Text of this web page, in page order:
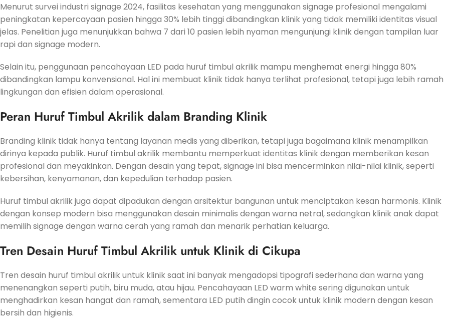
Menurut survei industri signage 2024, fasilitas kesehatan yang menggunakan signage profesional mengalami
peningkatan kepercayaan pasien hingga 30% lebih tinggi dibandingkan klinik yang tidak memiliki identitas visual
jelas. Penelitian juga menunjukkan bahwa 7 dari 10 pasien lebih nyaman mengunjungi klinik dengan tampilan luar
rapi dan signage modern.
Selain itu, penggunaan pencahayaan LED pada huruf timbul akrilik mampu menghemat energi hingga 80%
dibandingkan lampu konvensional. Hal ini membuat klinik tidak hanya terlihat profesional, tetapi juga lebih ramah
lingkungan dan efisien dalam operasional.
Peran Huruf Timbul Akrilik dalam Branding Klinik
Branding klinik tidak hanya tentang layanan medis yang diberikan, tetapi juga bagaimana klinik menampilkan
dirinya kepada publik. Huruf timbul akrilik membantu memperkuat identitas klinik dengan memberikan kesan
profesional dan meyakinkan. Dengan desain yang tepat, signage ini bisa mencerminkan nilai-nilai klinik, seperti
kebersihan, kenyamanan, dan kepedulian terhadap pasien.
Huruf timbul akrilik juga dapat dipadukan dengan arsitektur bangunan untuk menciptakan kesan harmonis. Klinik
dengan konsep modern bisa menggunakan desain minimalis dengan warna netral, sedangkan klinik anak dapat
memilih signage dengan warna cerah yang ramah dan menarik perhatian keluarga.
Tren Desain Huruf Timbul Akrilik untuk Klinik di Cikupa
Tren desain huruf timbul akrilik untuk klinik saat ini banyak mengadopsi tipografi sederhana dan warna yang
menenangkan seperti putih, biru muda, atau hijau. Pencahayaan LED warm white sering digunakan untuk
menghadirkan kesan hangat dan ramah, sementara LED putih dingin cocok untuk klinik modern dengan kesan
bersih dan higienis.